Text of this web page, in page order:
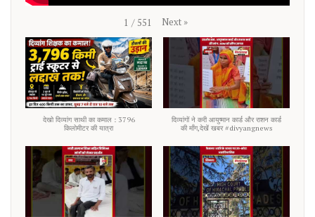
1 / 551 Next »
देखो दिव्यांग साथी का कमाल : 3796
किलोमीटर की यात्रा
दिव्यांगों ने करी आयुष्मान कार्ड और राशन कार्ड
की माँग,देखें खबर #divyangnews